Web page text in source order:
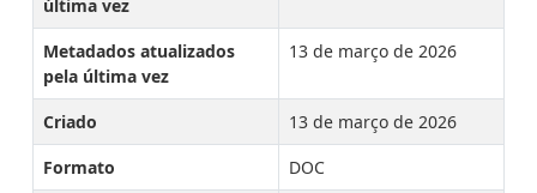
última vez
Metadados atualizados
pela última vez
13 de março de 2026
Criado
13 de março de 2026
Formato
DOC